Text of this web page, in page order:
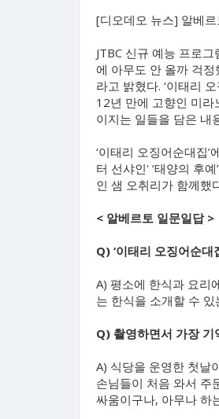
[디오데오 뉴스] 알베
JTBC 신규 예능 프로
에 아무도 안 올까 걱
라고 밝혔다. ‘이태리
12년 만에 고향인 미
이지는 일들을 담은 내
‘이태리 오징어순대집
터 선샤인' ‘태양의 후
인 샘 오취리가 함께했
< 알베르토 일문일답 >
Q) ‘이태리 오징어순
A) 평소에 한식과 요리
는 한식을 소개할 수
Q) 촬영하면서 가장 기
A) 식당을 운영한 첫날
손님들이 처음 와서 주
싸움이구나, 아무나 하